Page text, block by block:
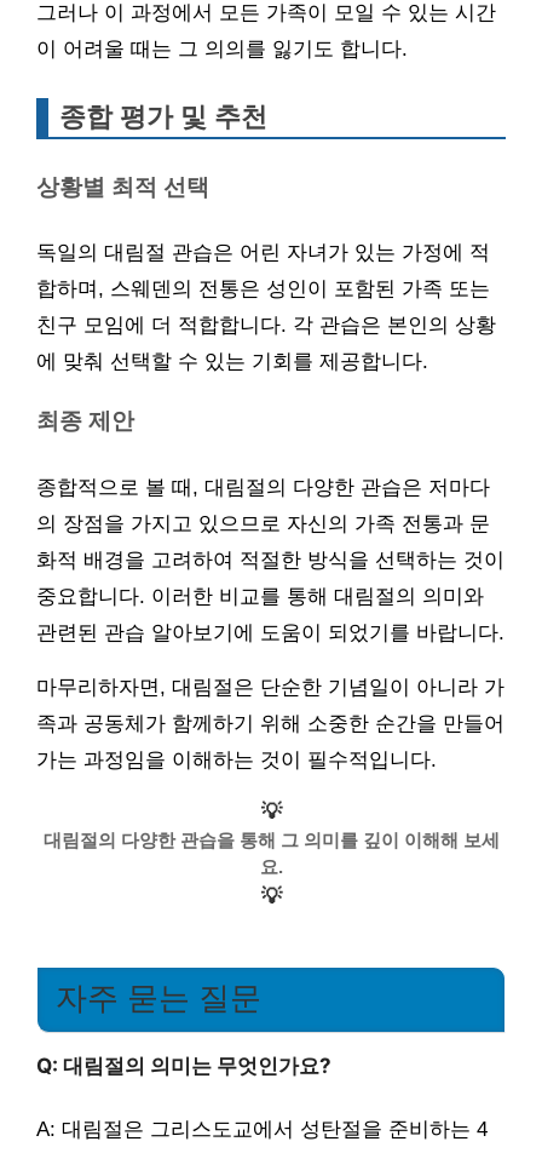
그러나 이 과정에서 모든 가족이 모일 수 있는 시간
이 어려울 때는 그 의의를 잃기도 합니다.
종합 평가 및 추천
상황별 최적 선택
독일의 대림절 관습은 어린 자녀가 있는 가정에 적
합하며, 스웨덴의 전통은 성인이 포함된 가족 또는
친구 모임에 더 적합합니다. 각 관습은 본인의 상황
에 맞춰 선택할 수 있는 기회를 제공합니다.
최종 제안
종합적으로 볼 때, 대림절의 다양한 관습은 저마다
의 장점을 가지고 있으므로 자신의 가족 전통과 문
화적 배경을 고려하여 적절한 방식을 선택하는 것이
중요합니다. 이러한 비교를 통해 대림절의 의미와
관련된 관습 알아보기에 도움이 되었기를 바랍니다.
마무리하자면, 대림절은 단순한 기념일이 아니라 가
족과 공동체가 함께하기 위해 소중한 순간을 만들어
가는 과정임을 이해하는 것이 필수적입니다.
💡
대림절의 다양한 관습을 통해 그 의미를 깊이 이해해 보세
요.
💡
자주 묻는 질문
Q: 대림절의 의미는 무엇인가요?
A: 대림절은 그리스도교에서 성탄절을 준비하는 4